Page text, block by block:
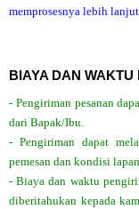
memprosesnya lebih
BIAYA DAN WAKTU
- Pengiriman pesanan
dari Bapak/Ibu.
- Pengiriman dapat
pemesan dan kondisi
- Biaya dan waktu
diberitahukan kepada